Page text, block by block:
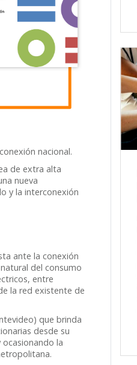
nacional.
de extra alta
nueva
y la interconexión
ante la conexión
del consumo
entre
la red existente de
que brinda
desde su
la